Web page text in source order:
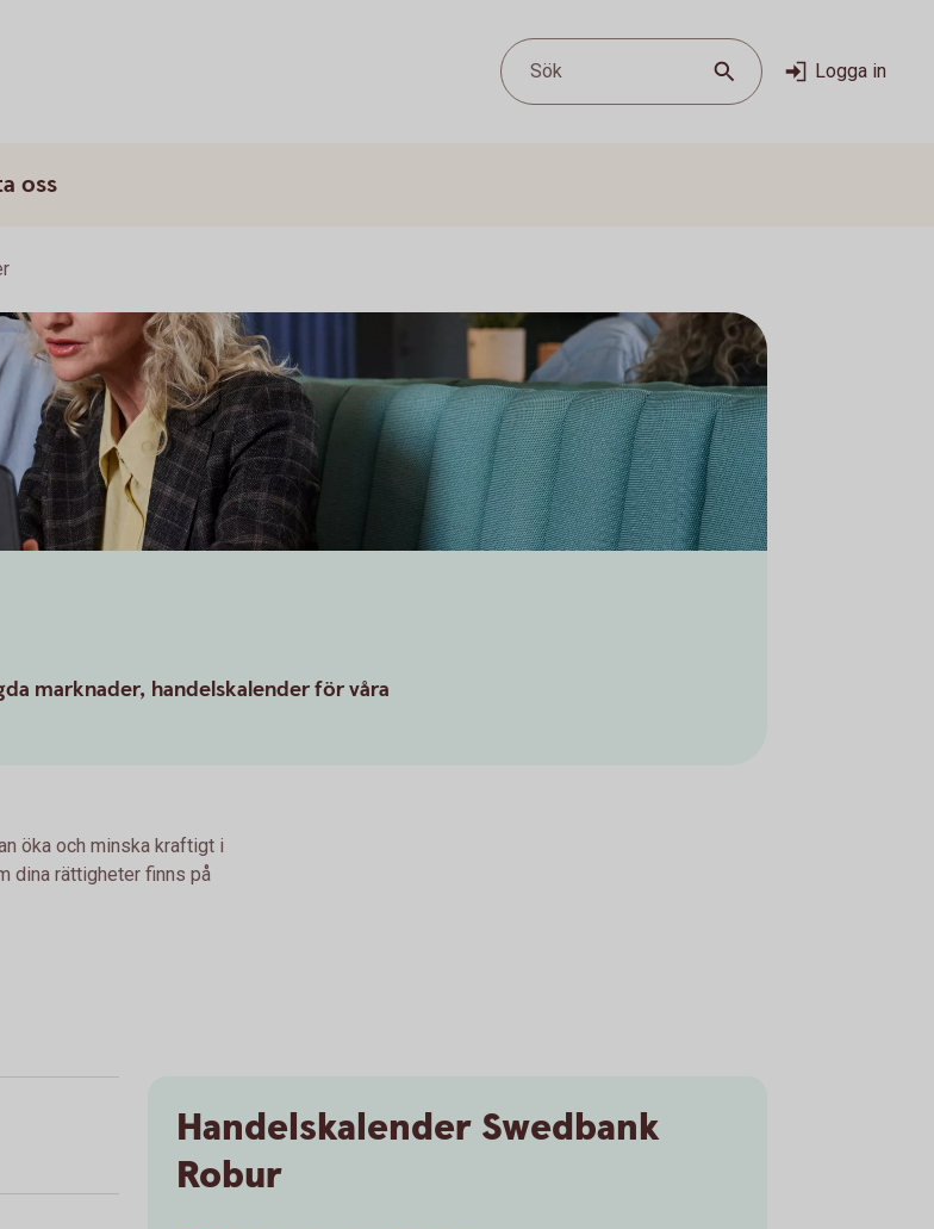
Sök Logga in
oss
marknader, handelskalender för våra
öka och minska kraftigt i
dina rättigheter finns på
Handelskalender Swedbank
Robur